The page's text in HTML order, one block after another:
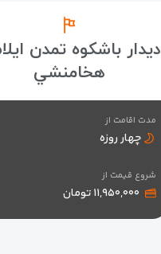
ديدار باشكوه تمدن
هخامنشي
مدت اقامت از
چهار روزه
شروع قیمت از
۱۱,۹۵۰,۰۰۰ تومان